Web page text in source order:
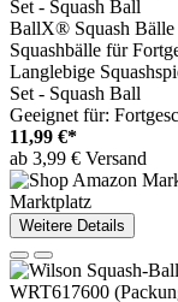
BallX® Squash Bälle
Squashbälle für
Langlebige
Set - Squash Ball
Geeignet für:
11,99 €*
ab 3,99 € Versand
Marktplatz
Weitere Details